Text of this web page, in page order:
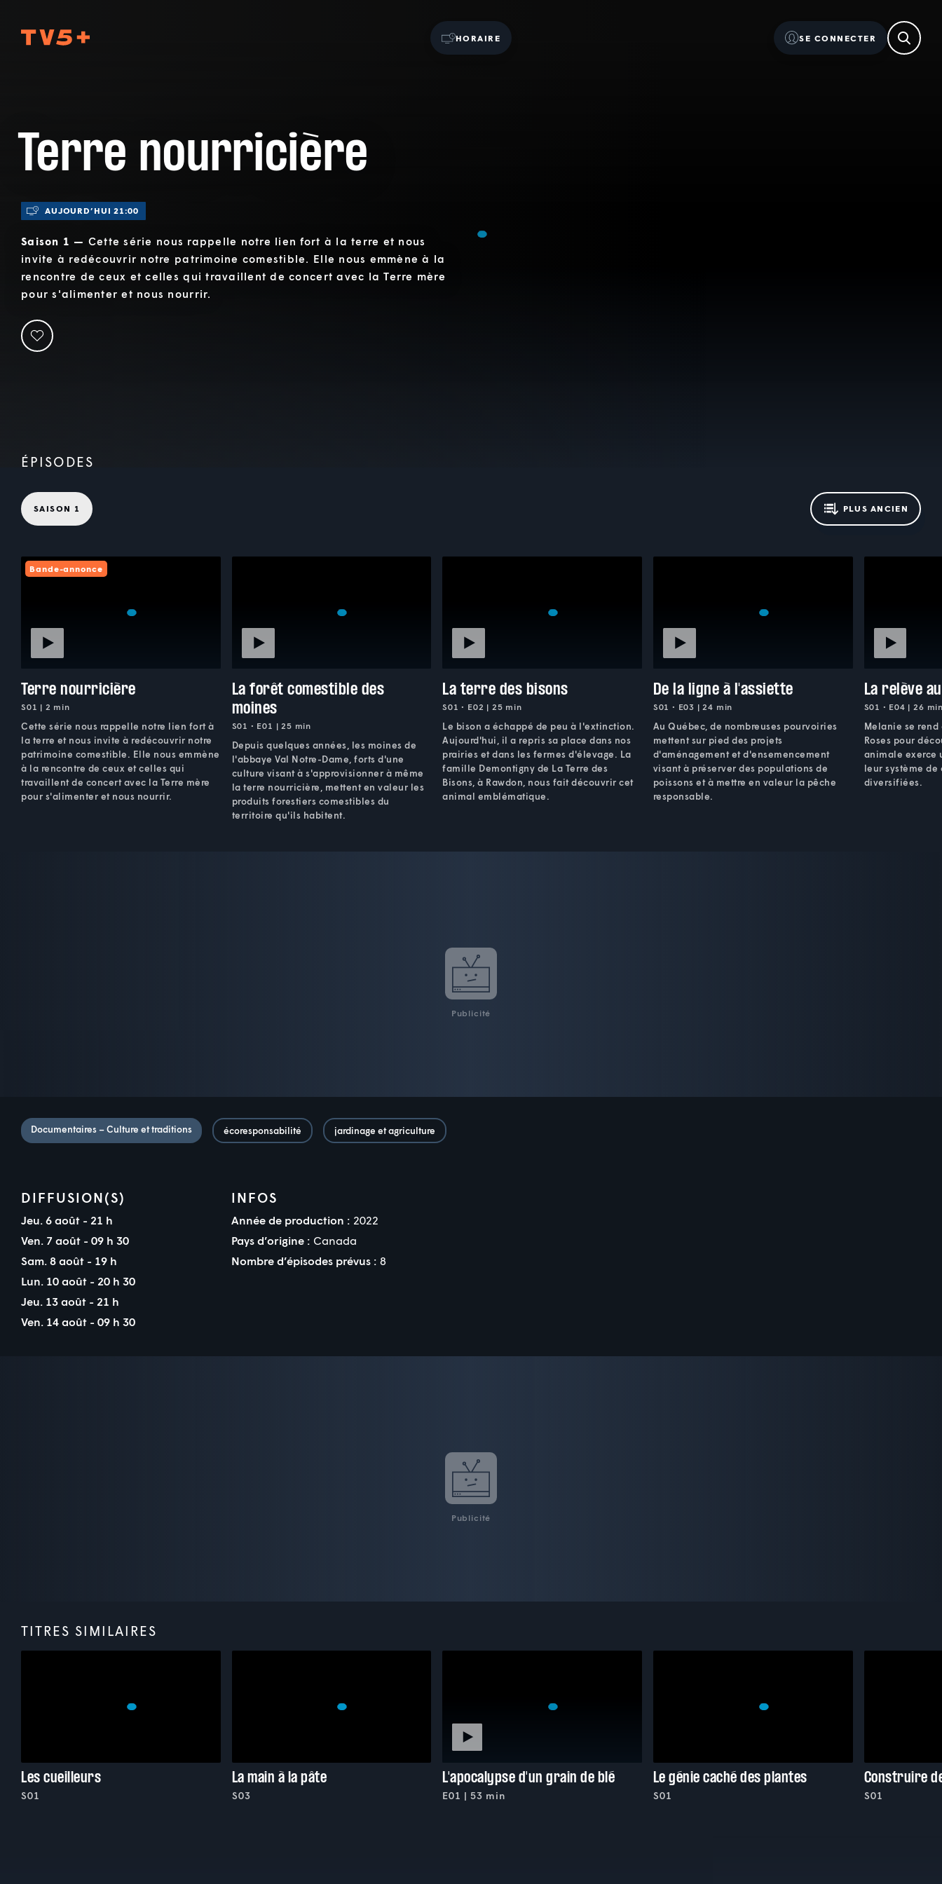
HORAIRE SE CONNECTER
Terre nourricière
AUJOURD’HUI 21:00
Saison 1 — Cette série nous rappelle notre lien fort à la terre et nous
invite à redécouvrir notre patrimoine comestible. Elle nous emmène à la
rencontre de ceux et celles qui travaillent de concert avec la Terre mère
pour s'alimenter et nous nourrir.
ÉPISODES
SAISON 1 PLUS ANCIEN
Bande-annonce
Terre nourricière
S01 | 2 min
Cette série nous rappelle notre lien fort à
la terre et nous invite à redécouvrir notre
patrimoine comestible. Elle nous emmène
à la rencontre de ceux et celles qui
travaillent de concert avec la Terre mère
pour s'alimenter et nous nourrir.
La forêt comestible des
moines
S01 • E01 | 25 min
Depuis quelques années, les moines de
l'abbaye Val Notre-Dame, forts d'une
culture visant à s'approvisionner à même
la terre nourricière, mettent en valeur les
produits forestiers comestibles du
territoire qu'ils habitent.
La terre des bisons
S01 • E02 | 25 min
Le bison a échappé de peu à l'extinction.
Aujourd'hui, il a repris sa place dans nos
prairies et dans les fermes d'élevage. La
famille Demontigny de La Terre des
Bisons, à Rawdon, nous fait découvrir cet
animal emblématique.
De la ligne à l'assiette
S01 • E03 | 24 min
Au Québec, de nombreuses pourvoiries
mettent sur pied des projets
d'aménagement et d'ensemencement
visant à préserver des populations de
poissons et à mettre en valeur la pêche
responsable.
La relève
S01 • E04 | 26
Melanie se
Roses pour
animale exerce
leur système
diversifiées.
Publicité
Documentaires – Culture et traditions écoresponsabilité jardinage et agriculture
DIFFUSION(S)
Jeu. 6 août - 21 h
Ven. 7 août - 09 h 30
Sam. 8 août - 19 h
Lun. 10 août - 20 h 30
Jeu. 13 août - 21 h
Ven. 14 août - 09 h 30
INFOS
Année de production : 2022
Pays d’origine : Canada
Nombre d’épisodes prévus : 8
Publicité
TITRES SIMILAIRES
Les cueilleurs
S01
La main à la pâte
S03
L'apocalypse d'un grain de blé
E01 | 53 min
Le génie caché des plantes
S01
Construire
S01